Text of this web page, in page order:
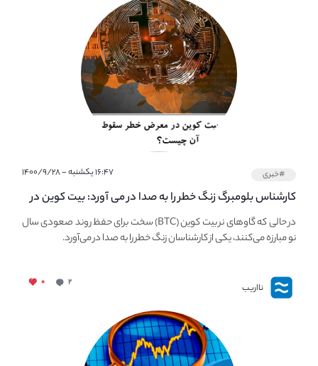
#خبری ۱۶:۴۷ یکشنبه - ۱۴۰۰/۹/۲۸
کارشناس بلومبرگ زنگ خطر را به صدا در می آورد: بیت کوین در
معرض خطر سقوط بزرگ است - دلیل آن چیست؟در حالی که گاوهای نر بیت کوین (BTC) سخت برای حفظ روند صعودی سال
نو مبارزه می‌کنند، یکی از کارشناسان زنگ خطر را به صدا در می‌آورد.
نااریب ۲ ۰